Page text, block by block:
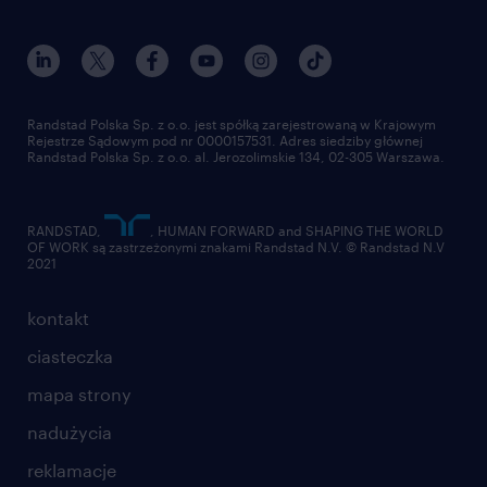
dla mediów
dla dostawców
nasz świat
pracuj w randstad
złóż CV
kontakt
ciasteczka
mapa strony
nadużycia
reklamacje
Randstad Polska Sp. z o.o. jest spółką zarejestrowaną w Krajowym
Rejestrze Sądowym pod nr 0000157531. Adres siedziby głównej
Randstad Polska Sp. z o.o. al. Jerozolimskie 134, 02-305 Warszawa.
RANDSTAD,
, HUMAN FORWARD and SHAPING THE WORLD
OF WORK są zastrzeżonymi znakami Randstad N.V. © Randstad N.V
2021